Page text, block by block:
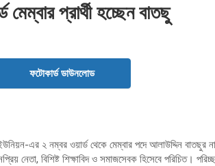
প্রার্থী হচ্ছেন বাতছু
ফটোকার্ড ডাউনলোড
-এর ২ নম্বর ওয়ার্ড থেকে মেম্বার পদে আলাউদ্দিন বাতছুর
নেতা, বিশিষ্ট শিক্ষাবিদ ও সমাজসেবক হিসেবে পরিচিত।